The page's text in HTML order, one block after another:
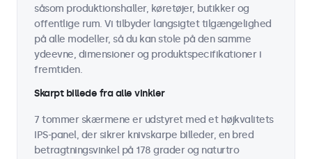
såsom produktionshaller, køretøjer, butikker og
offentlige rum. Vi tilbyder langsigtet tilgængelighed
på alle modeller, så du kan stole på den samme
ydeevne, dimensioner og produktspecifikationer i
fremtiden.
Skarpt billede fra alle vinkler
7 tommer skærmene er udstyret med et højkvalitets
IPS-panel, der sikrer knivskarpe billeder, en bred
betragtningsvinkel på 178 grader og naturtro